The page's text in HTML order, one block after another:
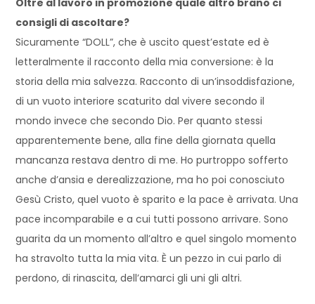
consigli di ascoltare?
Sicuramente “DOLL”, che è uscito quest’estate ed è
letteralmente il racconto della mia conversione: è la
storia della mia salvezza. Racconto di un’insoddisfazione,
di un vuoto interiore scaturito dal vivere secondo il
mondo invece che secondo Dio. Per quanto stessi
apparentemente bene, alla fine della giornata quella
mancanza restava dentro di me. Ho purtroppo sofferto
anche d’ansia e derealizzazione, ma ho poi conosciuto
Gesù Cristo, quel vuoto è sparito e la pace è arrivata. Una
pace incomparabile e a cui tutti possono arrivare. Sono
guarita da un momento all’altro e quel singolo momento
ha stravolto tutta la mia vita. È un pezzo in cui parlo di
perdono, di rinascita, dell’amarci gli uni gli altri.